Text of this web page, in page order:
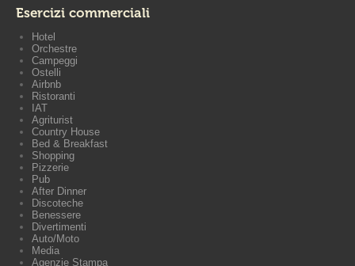
Esercizi commerciali
Hotel
Orchestre
Campeggi
Ostelli
Airbnb
Ristoranti
IAT
Agriturist
Country House
Bed & Breakfast
Shopping
Pizzerie
Pub
After Dinner
Discoteche
Benessere
Divertimenti
Auto/Moto
Media
Agenzie Stampa